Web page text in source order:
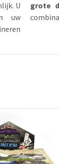
U
uw
grote